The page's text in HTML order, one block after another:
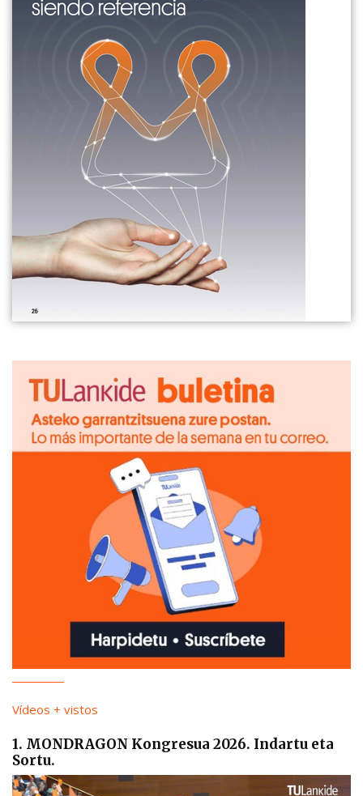
Vídeos + vistos
1. MONDRAGON Kongresua 2026. Indartu eta
Sortu.